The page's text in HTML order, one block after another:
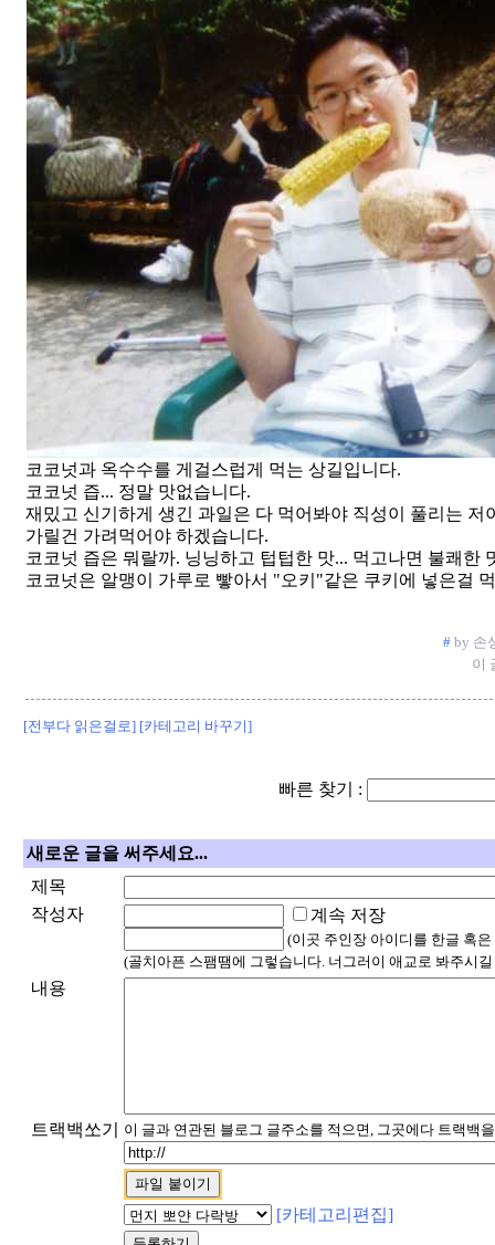
코코넛과 옥수수를 게걸스럽게 먹는 상길입니다.
코코넛 즙... 정말 맛없습니다.
재밌고 신기하게 생긴 과일은 다 먹어봐야 직성이 풀리는 저
가릴건 가려먹어야 하겠습니다.
코코넛 즙은 뭐랄까. 닝닝하고 텁텁한 맛... 먹고나면 불쾌한
코코넛은 알맹이 가루로 빻아서 "오키"같은 쿠키에 넣은걸
# by 손
이
[전부다 읽은걸로] [카테고리 바꾸기]
빠른 찾기 :
새로운 글을 써주세요...
제목
작성자
계속 저장
(이곳 주인장 아이디를 한글 혹
(골치아픈 스팸땜에 그렇습니다. 너그러이 애교로 봐주시
내용
트랙백쏘기 이 글과 연관된 블로그 글주소를 적으면, 그곳에다 트랙백
[카테고리편집]